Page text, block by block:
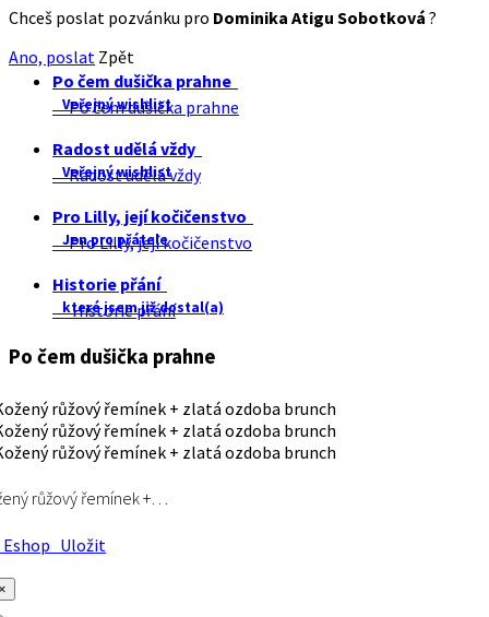
Chceš poslat pozvánku pro Dominika Atigu Sobotková ?
Ano, poslat Zpět
Po čem dušička prahne
Veřejný wishlist
Po čem dušička prahne
Radost udělá vždy
Veřejný wishlist
Radost udělá vždy
Pro Lilly, její kočičenstvo
Jen pro přátele
Pro Lilly, její kočičenstvo
Historie přání
které jsem již dostal(a)
Historie přání
Po čem dušička prahne
růžový řemínek +…
Uložit